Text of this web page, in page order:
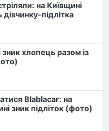
на Київщині
підлітка
хлопець разом із
Blablacar: на
зник підліток (фото)